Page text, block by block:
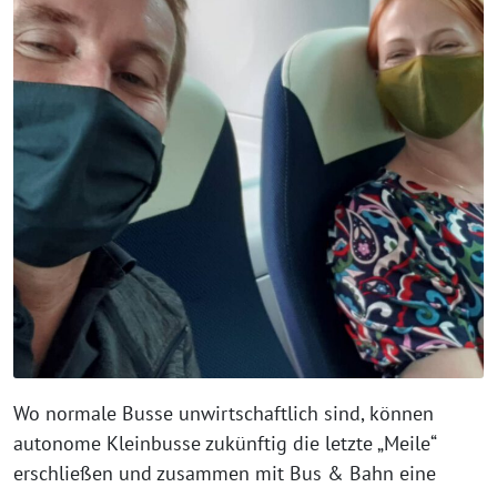
Wo normale Busse unwirtschaftlich sind, können
autonome Kleinbusse zukünftig die letzte „Meile“
erschließen und zusammen mit Bus & Bahn eine